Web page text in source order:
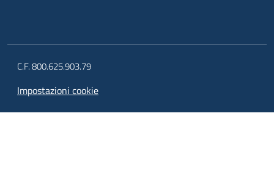
C.F. 800.625.903.79
Impostazioni cookie